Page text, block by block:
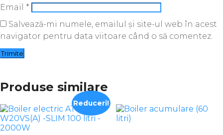
Email *
Salvează-mi numele, emailul și site-ul web în acest
navigator pentru data viitoare când o să comentez.
Produse similare
Reduceri!